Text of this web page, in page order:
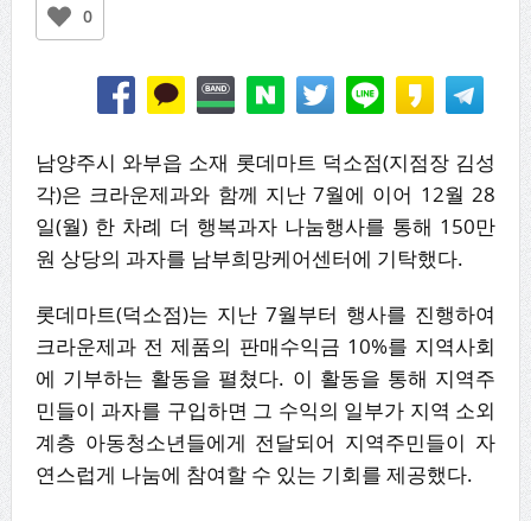
0
남양주시 와부읍 소재 롯데마트 덕소점(지점장 김성
각)은 크라운제과와 함께 지난 7월에 이어 12월 28
일(월) 한 차례 더 행복과자 나눔행사를 통해 150만
원 상당의 과자를 남부희망케어센터에 기탁했다.
롯데마트(덕소점)는 지난 7월부터 행사를 진행하여
크라운제과 전 제품의 판매수익금 10%를 지역사회
에 기부하는 활동을 펼쳤다. 이 활동을 통해 지역주
민들이 과자를 구입하면 그 수익의 일부가 지역 소외
계층 아동청소년들에게 전달되어 지역주민들이 자
연스럽게 나눔에 참여할 수 있는 기회를 제공했다.